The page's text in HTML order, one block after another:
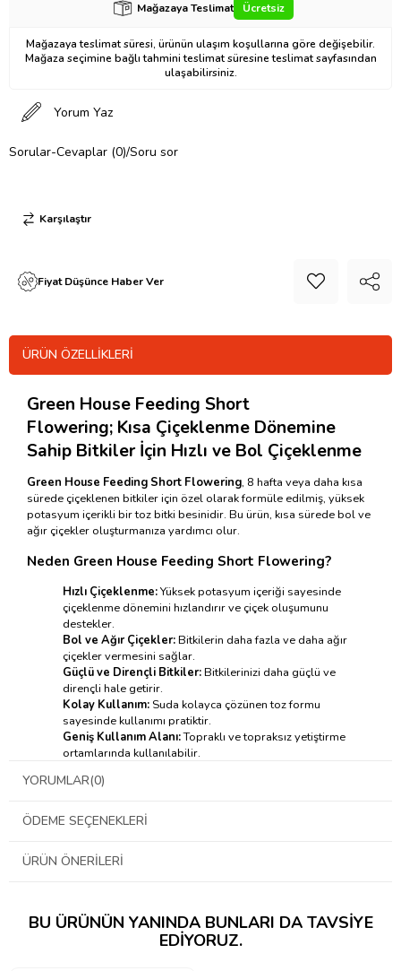
Mağazaya Teslimat Ücretsiz
Mağazaya teslimat süresi, ürünün ulaşım koşullarına göre değişebilir.
Mağaza seçimine bağlı tahmini teslimat süresine teslimat sayfasından
ulaşabilirsiniz.
Yorum Yaz
Sorular-Cevaplar (0)/Soru sor
Karşılaştır
Fiyat Düşünce Haber Ver
ÜRÜN ÖZELLIKLERI
Green House Feeding Short
Flowering; Kısa Çiçeklenme Dönemine
Sahip Bitkiler İçin Hızlı ve Bol Çiçeklenme
Green House Feeding Short Flowering, 8 hafta veya daha kısa
sürede çiçeklenen bitkiler için özel olarak formüle edilmiş, yüksek
potasyum içerikli bir toz bitki besinidir. Bu ürün, kısa sürede bol ve
ağır çiçekler oluşturmanıza yardımcı olur.
Neden Green House Feeding Short Flowering?
Hızlı Çiçeklenme:Yüksek potasyum içeriği sayesinde
çiçeklenme dönemini hızlandırır ve çiçek oluşumunu
destekler.
Bol ve Ağır Çiçekler:Bitkilerin daha fazla ve daha ağır
çiçekler vermesini sağlar.
Güçlü ve Dirençli Bitkiler:Bitkilerinizi daha güçlü ve
dirençli hale getirir.
Kolay Kullanım: Suda kolayca çözünen toz formu
sayesinde kullanımı pratiktir.
Geniş Kullanım Alanı:Topraklı ve topraksız yetiştirme
ortamlarında kullanılabilir.
ihtiyaç duyduğu tüm besinleri dengeli bir şekilde sağlar.
Kullanılır?
YORUMLAR(0)
ÖDEME SEÇENEKLERI
ÜRÜN ÖNERILERI
BU ÜRÜNÜN YANINDA BUNLARI DA TAVSIYE
EDIYORUZ.